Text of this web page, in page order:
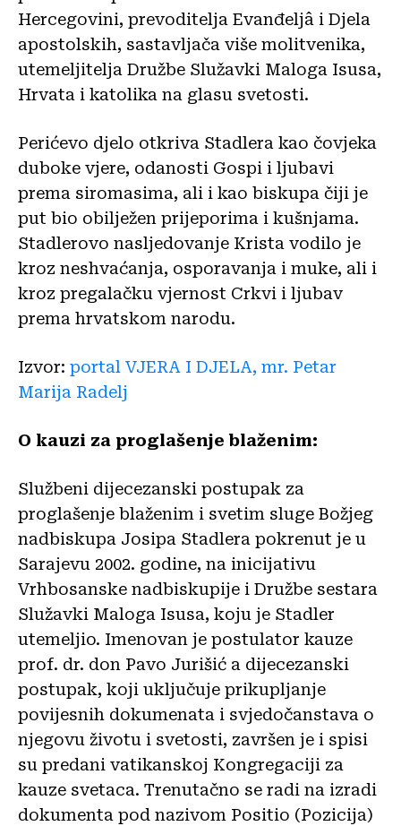
Hercegovini, prevoditelja Evanđeljâ i Djela
apostolskih, sastavljača više molitvenika,
utemeljitelja Družbe Služavki Maloga Isusa,
Hrvata i katolika na glasu svetosti.
Perićevo djelo otkriva Stadlera kao čovjeka
duboke vjere, odanosti Gospi i ljubavi
prema siromasima, ali i kao biskupa čiji je
put bio obilježen prijeporima i kušnjama.
Stadlerovo nasljedovanje Krista vodilo je
kroz neshvaćanja, osporavanja i muke, ali i
kroz pregalačku vjernost Crkvi i ljubav
prema hrvatskom narodu.
Izvor: portal VJERA I DJELA, mr. Petar
Marija Radelj
O kauzi za proglašenje blaženim:
Službeni dijecezanski postupak za
proglašenje blaženim i svetim sluge Božjeg
nadbiskupa Josipa Stadlera pokrenut je u
Sarajevu 2002. godine, na inicijativu
Vrhbosanske nadbiskupije i Družbe sestara
Služavki Maloga Isusa, koju je Stadler
utemeljio. Imenovan je postulator kauze
prof. dr. don Pavo Jurišić a dijecezanski
postupak, koji uključuje prikupljanje
povijesnih dokumenata i svjedočanstava o
njegovu životu i svetosti, završen je i spisi
su predani vatikanskoj Kongregaciji za
kauze svetaca. Trenutačno se radi na izradi
dokumenta pod nazivom Positio (Pozicija)